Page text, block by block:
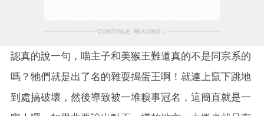
CONTINUE READING
認真的說一句，喵主子和美猴王難道真的不是同宗系的
嗎？牠們就是出了名的雜耍搗蛋王啊！就連上竄下跳地
到處搞破壞，然後導致被一堆糗事冠名，這簡直就是一